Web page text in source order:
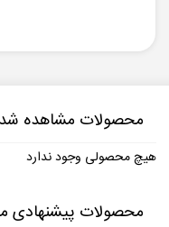
محصولات مشاهده
هیچ محصولی وجود ندارد
محصولات پیشنهادی